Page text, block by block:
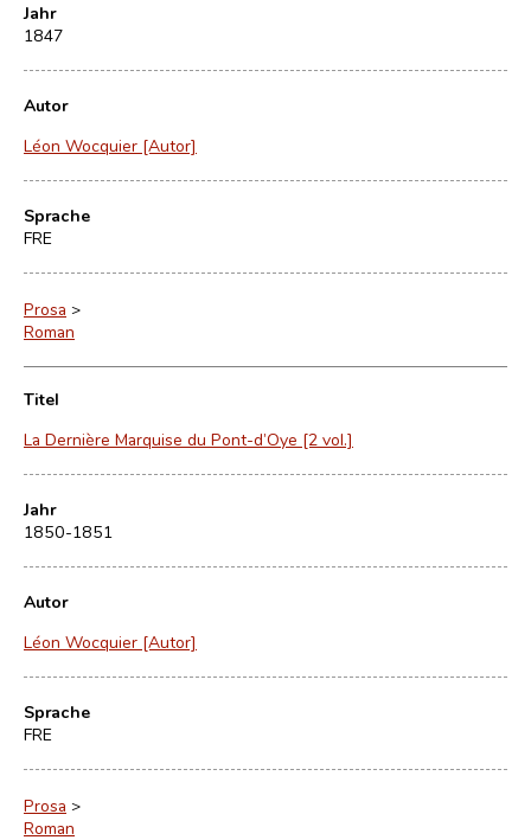
Jahr
1847
Autor
Léon Wocquier [Autor]
Sprache
FRE
Prosa >
Roman
Titel
La Dernière Marquise du Pont-d’Oye [2 vol.]
Jahr
1850-1851
Autor
Léon Wocquier [Autor]
Sprache
FRE
Prosa >
Roman